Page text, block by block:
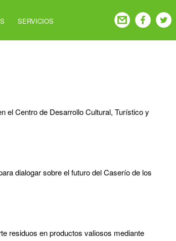
SERVICIOS
el Centro de Desarrollo Cultural, Turístico y
dialogar sobre el futuro del Caserío de los
residuos en productos valiosos mediante